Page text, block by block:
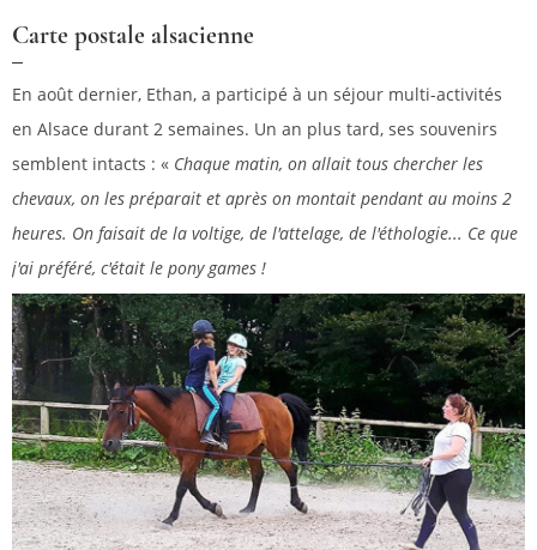
Carte postale alsacienne
En août dernier, Ethan, a participé à un séjour multi-activités
en Alsace durant 2 semaines. Un an plus tard, ses souvenirs
semblent intacts : « Chaque matin, on allait tous chercher les
chevaux, on les préparait et après on montait pendant au moins 2
heures. On faisait de la voltige, de l'attelage, de l'éthologie... Ce que
j'ai préféré, c'était le pony games !